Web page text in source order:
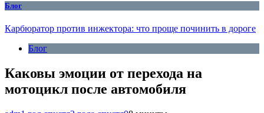
Блог
Карбюратор против инжектора: что проще починить в дороге
Блог
Каковы эмоции от перехода на
мотоцикл после автомобиля